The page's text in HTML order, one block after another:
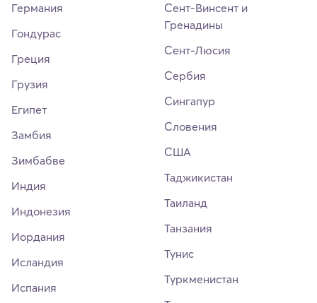
Германия
Гондурас
Греция
Грузия
Египет
Замбия
Зимбабве
Индия
Индонезия
Иордания
Исландия
Испания
Сент-Винсент и
Гренадины
Сент-Люсия
Сербия
Сингапур
Словения
США
Таджикистан
Таиланд
Танзания
Тунис
Туркменистан